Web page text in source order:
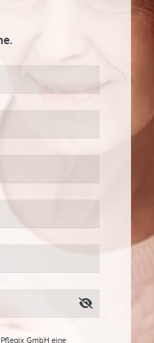
GmbH eine